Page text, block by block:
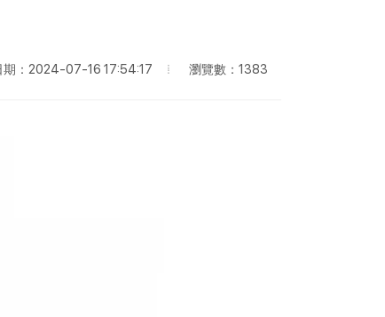
期：2024-07-16 17:54:17 瀏覽數：1383